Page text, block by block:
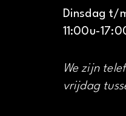
Dinsdag t/
11:00u-
We zijn
vrijdag